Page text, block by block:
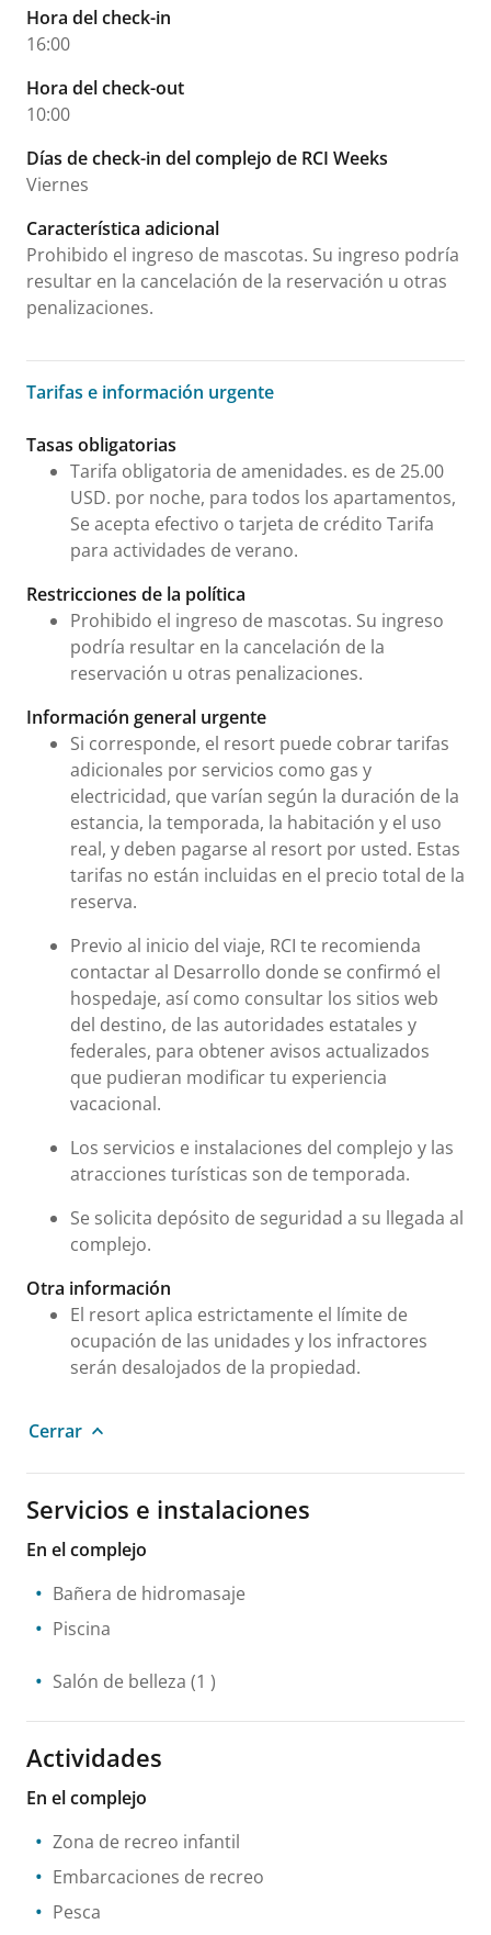
Hora del check-in
16:00
Hora del check-out
10:00
Días de check-in del complejo de RCI Weeks
Viernes
Característica adicional
Prohibido el ingreso de mascotas. Su ingreso podría
resultar en la cancelación de la reservación u otras
penalizaciones.
Tarifas e información urgente
Tarifas e información urgente
Tasas obligatorias
Tarifa obligatoria de amenidades. es de 25.00
USD. por noche, para todos los apartamentos,
Se acepta efectivo o tarjeta de crédito Tarifa
para actividades de verano.
Restricciones de la política
Prohibido el ingreso de mascotas. Su ingreso
podría resultar en la cancelación de la
reservación u otras penalizaciones.
Información general urgente
Si corresponde, el resort puede cobrar tarifas
adicionales por servicios como gas y
electricidad, que varían según la duración de la
estancia, la temporada, la habitación y el uso
real, y deben pagarse al resort por usted. Estas
tarifas no están incluidas en el precio total de la
reserva.
Previo al inicio del viaje, RCI te recomienda
contactar al Desarrollo donde se confirmó el
hospedaje, así como consultar los sitios web
del destino, de las autoridades estatales y
federales, para obtener avisos actualizados
que pudieran modificar tu experiencia
vacacional.
Los servicios e instalaciones del complejo y las
atracciones turísticas son de temporada.
Se solicita depósito de seguridad a su llegada al
complejo.
Otra información
El resort aplica estrictamente el límite de
ocupación de las unidades y los infractores
serán desalojados de la propiedad.
Cerrar
Servicios e instalaciones
En el complejo
Bañera de hidromasaje
Piscina
Salón de belleza (1 )
Actividades
En el complejo
Zona de recreo infantil
Embarcaciones de recreo
Pesca